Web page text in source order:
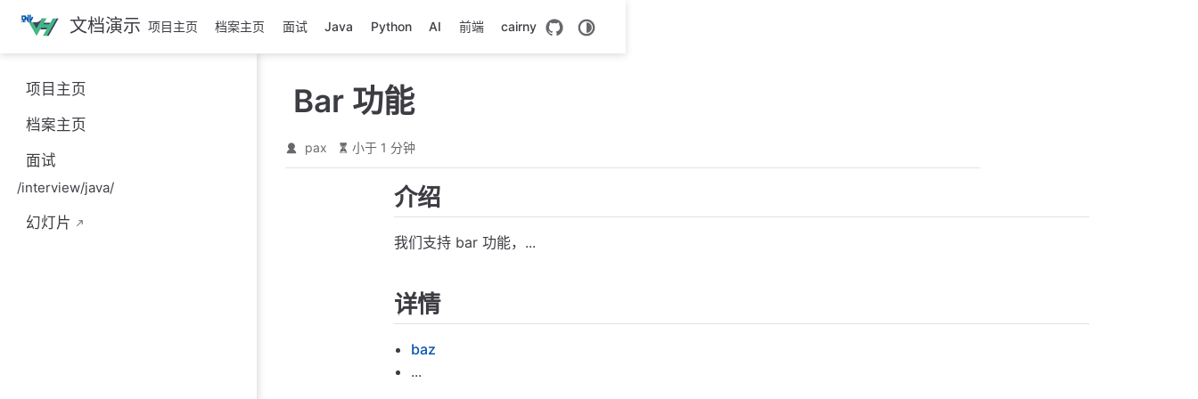
跳
主
內
容
文档演示 项目主页 档案主页 面试 Java Python AI 前端 cairny
项目主页
档案主页
面试
/interview/java/
幻灯片
Bar 功能
pax 小于 1 分钟
介绍
我们支持 bar 功能，...
详情
baz
...